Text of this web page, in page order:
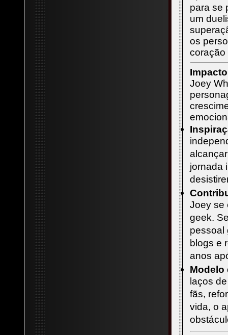
para se
um
os
coração
Joey
jornada
Joey se
geek.
pessoal
blogs e
anos
Modelo
laços
fãs,
vida, o